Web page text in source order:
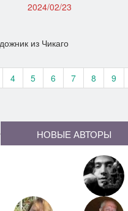
2024/02/23
из Чикаго
4 5 6 7 8 9
НОВЫЕ АВТОРЫ